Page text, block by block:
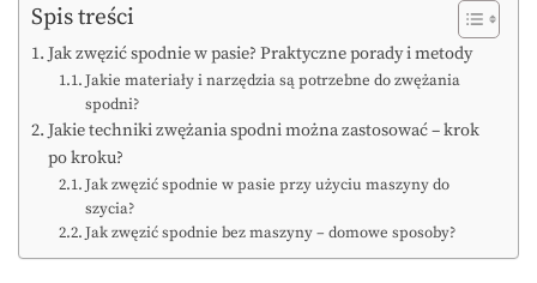
Spis treści
Jak zwęzić spodnie w pasie? Praktyczne porady i metody
Jakie materiały i narzędzia są potrzebne do zwężania
spodni?
Jakie techniki zwężania spodni można zastosować – krok
po kroku?
Jak zwęzić spodnie w pasie przy użyciu maszyny do
szycia?
Jak zwęzić spodnie bez maszyny – domowe sposoby?